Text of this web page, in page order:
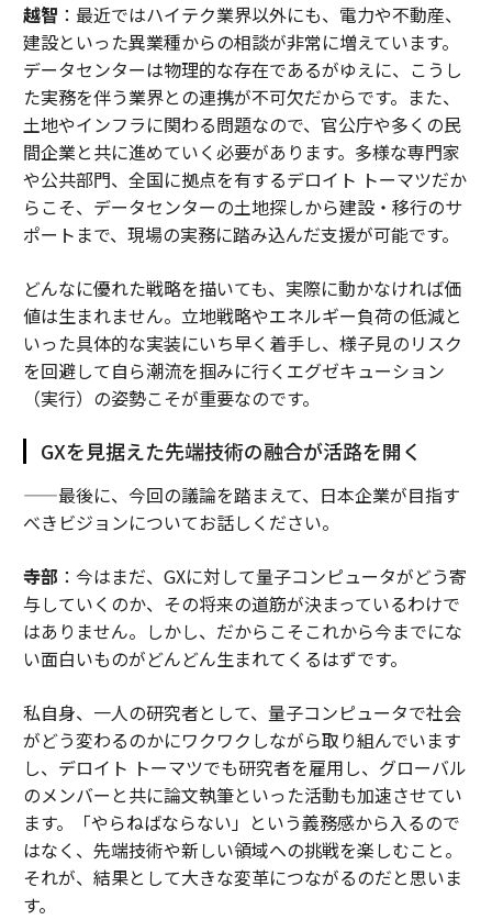
越智 ：最近ではハイテク業界以外にも、電力や不動産、
建設といった異業種からの相談が非常に増えています。
データセンターは物理的な存在であるがゆえに、こうし
た実務を伴う業界との連携が不可欠だからです。また、
土地やインフラに関わる問題なので、官公庁や多くの民
間企業と共に進めていく必要があります。多様な専門家
や公共部門、全国に拠点を有するデロイト トーマツだか
らこそ、データセンターの土地探しから建設・移行のサ
ポートまで、現場の実務に踏み込んだ支援が可能です。
どんなに優れた戦略を描いても、実際に動かなければ価
値は生まれません。立地戦略やエネルギー負荷の低減と
いった具体的な実装にいち早く着手し、様子見のリスク
を回避して自ら潮流を掴みに行くエグゼキューション
（実行）の姿勢こそが重要なのです。
GXを見据えた先端技術の融合が活路を開く
——最後に、今回の議論を踏まえて、日本企業が目指す
べきビジョンについてお話しください。
寺部 ：今はまだ、GXに対して量子コンピュータがどう寄
与していくのか、その将来の道筋が決まっているわけで
はありません。しかし、だからこそこれから今までにな
い面白いものがどんどん生まれてくるはずです。
私自身、一人の研究者として、量子コンピュータで社会
がどう変わるのかにワクワクしながら取り組んでいます
し、デロイト トーマツでも研究者を雇用し、グローバル
のメンバーと共に論文執筆といった活動も加速させてい
ます。「やらねばならない」という義務感から入るので
はなく、先端技術や新しい領域への挑戦を楽しむこと。
それが、結果として大きな変革につながるのだと思いま
す。